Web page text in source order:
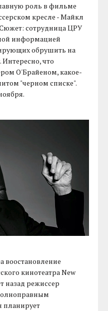
роль в фильме
кресле - Майкл
сотрудница ЦРУ
информацией
обрушить на
что
О'Брайеном, какое-
"черном списке".
воостановление
кинотеатра New
назад режиссер
планирует